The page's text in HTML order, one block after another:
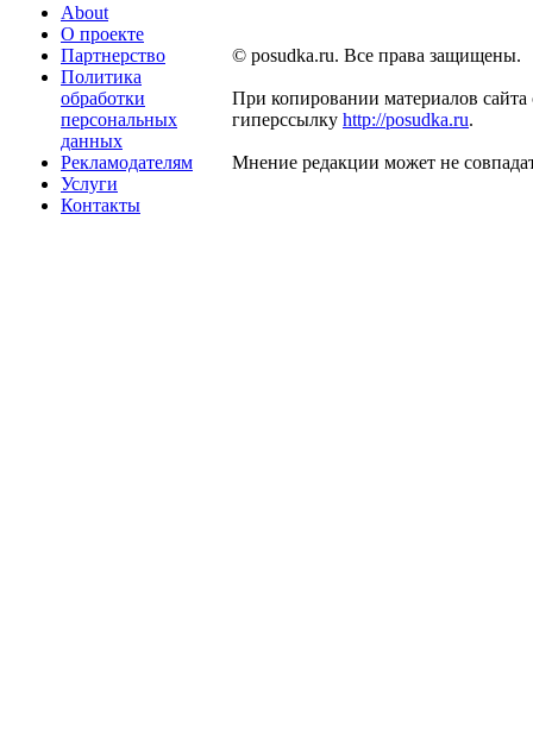
About
О проекте
Партнерство
Политика
обработки
персональных
данных
Рекламодателям
Услуги
Контакты
© posudka.ru. Все права защищены.
При копировании материалов сайта
гиперссылку http://posudka.ru.
Мнение редакции может не